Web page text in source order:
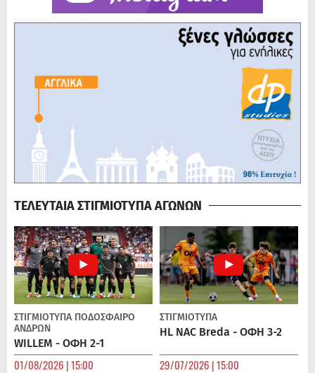
ΤΕΛΕΥΤΑΙΑ ΣΤΙΓΜΙΟΤΥΠΑ ΑΓΩΝΩΝ
ΣΤΙΓΜΙΟΤΥΠΑ ΠΟΔΌΣΦΑΙΡΟ
ΑΝΔΡΏΝ
WILLEM - ΟΦΗ 2-1
01/08/2026 | 15:00
ΣΤΙΓΜΙΟΤΥΠΑ
HL NAC Breda - ΟΦΗ 3-2
29/07/2026 | 15:00